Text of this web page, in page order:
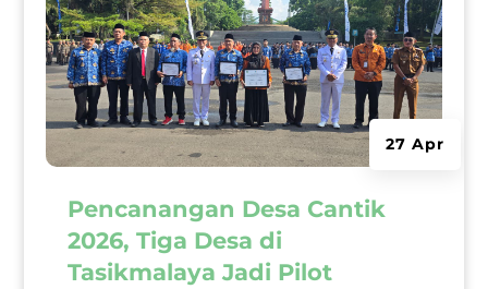
Pencanangan Desa Cantik
2026, Tiga Desa di
Tasikmalaya Jadi Pilot
27 Apr